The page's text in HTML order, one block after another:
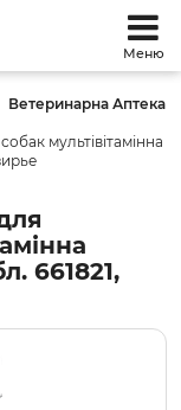
Меню
Ветеринарна Аптека
мультівітамінна
661821,